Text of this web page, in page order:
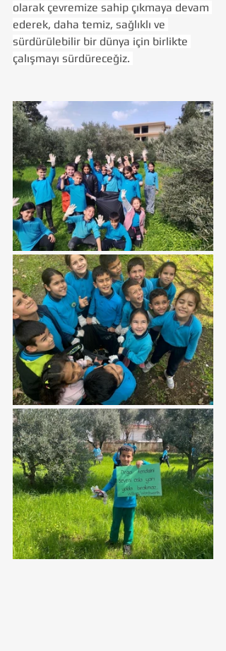
olarak çevremize sahip çıkmaya devam
ederek, daha temiz, sağlıklı ve
sürdürülebilir bir dünya için birlikte
çalışmayı sürdüreceğiz.